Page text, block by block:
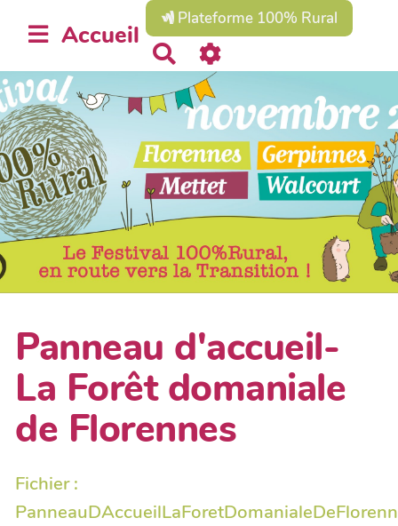
Accueil
Plateforme 100% Rural
e
c
h
e
r
c
r
Panneau d'accueil-
La Forêt domaniale
de Florennes
Fichier :